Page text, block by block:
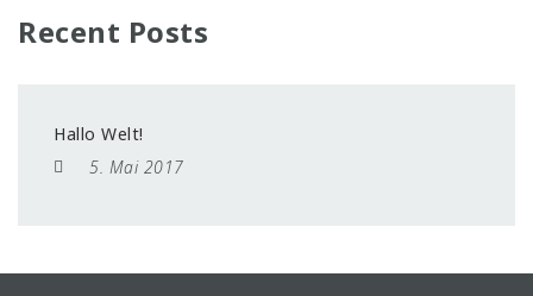
Recent Posts
Hallo Welt!
5. Mai 2017